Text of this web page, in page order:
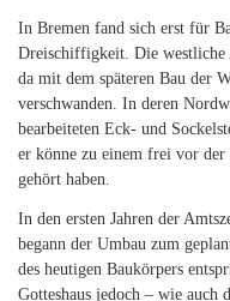
In Bremen fand sich erst für
Dreischiffigkeit. Die westliche
da mit dem späteren Bau der
verschwanden. In deren
bearbeiteten Eck- und
er könne zu einem frei vor
gehört haben.
In den ersten Jahren der
begann der Umbau zum
des heutigen Baukörpers
Gotteshaus jedoch – wie auch